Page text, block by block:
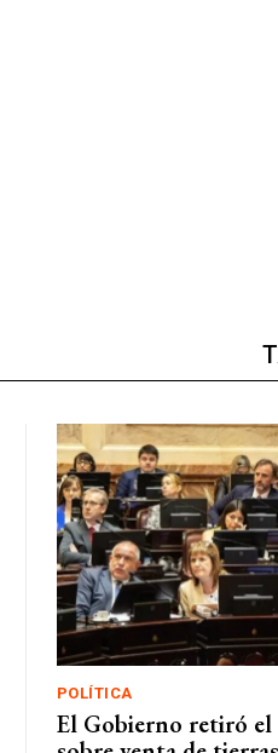
POLÍTICA
El Gobierno retiró